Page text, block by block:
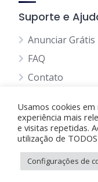
Suporte e
Anunciar Grátis
FAQ
Contato
Página
Usamos cookies
experiência mais
e visitas repetidas.
utilização de
Configurações de